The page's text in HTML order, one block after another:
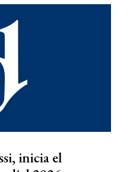
inicia el